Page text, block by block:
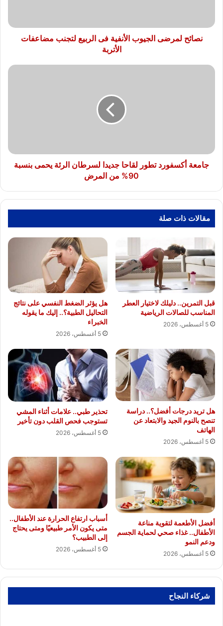
الأتربة
نصائح لمرضى الجيوب الأنفية فى الربيع لتجنب مضاعفات
الأتربة
جامعة
بنسبة
90%
جامعة أكسفورد تطور لقاحا جديدا لسرطان الرئة يحمى بنسبة
90% من المرض
مقالات ذات صلة
قبل التمرين.. دليلك لاختيار العطر
المناسب للصالات الرياضية
5 أغسطس، 2026
هل يؤثر الضغط النفسي على نتائج
التحاليل الطبية؟.. إليك ما يقوله
الخبراء
5 أغسطس، 2026
هل تريد درجات أفضل؟.. دراسة
تنصح بالنوم الجيد والابتعاد عن
الهاتف
5 أغسطس، 2026
تحذير طبي.. علامات أثناء المشي
تستوجب فحص القلب دون تأخير
5 أغسطس، 2026
أفضل الأطعمة لتقوية مناعة
الأطفال.. غذاء صحي لحماية الجسم
ودعم النمو
5 أغسطس، 2026
أسباب ارتفاع الحرارة عند الأطفال..
متى يكون الأمر طبيعيًا ومتى يحتاج
إلى الطبيب؟
5 أغسطس، 2026
شركاء النجاح